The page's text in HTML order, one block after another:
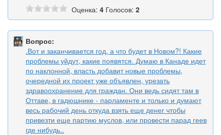
Оценка: 4 Голосов: 2
Вопрос:
.Вот и заканчивается год, а что будет в Новом?! Какие
проблемы уйдут, какие появятся. Думаю в Канаде идет
по наклонной, власть добавит новые проблемы,
очередной их проект уже объявлен, урезать
здравоохранение для граждан. Они ведь сидят там в
Оттаве, в гадюшнике - парламенте и только и думают
весь рабочий день откуда взять еще денег чтобы
привезти еще партию муслов, или провести парад геев
где нибудь..